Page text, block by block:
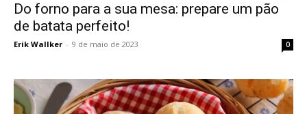
Do forno para a sua mesa: prepare um pão
de batata perfeito!
Erik Wallker - 9 de maio de 2023 0